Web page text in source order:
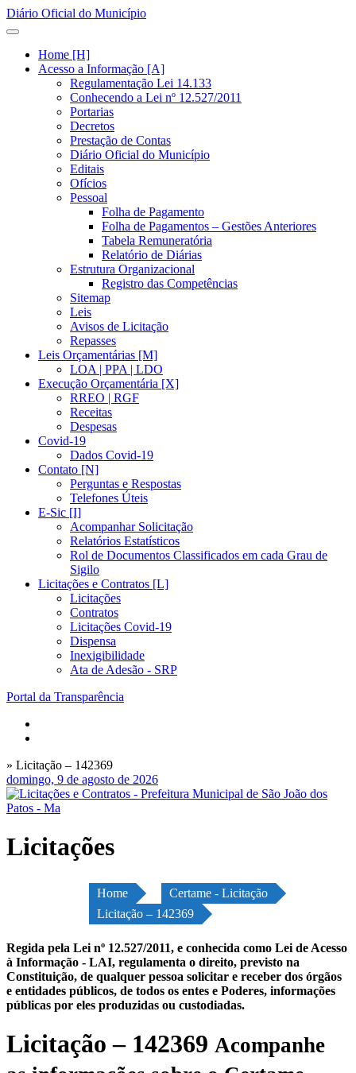
Diário Oficial do Município
Home [H]
Acesso a Informação [A]
Regulamentação Lei 14.133
Conhecendo a Lei nº 12.527/2011
Portarias
Decretos
Prestação de Contas
Diário Oficial do Município
Editais
Ofícios
Pessoal
Folha de Pagamento
Folha de Pagamentos – Gestões Anteriores
Tabela Remuneratória
Relatório de Diárias
Estrutura Organizacional
Registro das Competências
Sitemap
Leis
Avisos de Licitação
Repasses
Leis Orçamentárias [M]
LOA | PPA | LDO
Execução Orçamentária [X]
RREO | RGF
Receitas
Despesas
Covid-19
Dados Covid-19
Contato [N]
Perguntas e Respostas
Telefones Úteis
E-Sic [I]
Acompanhar Solicitação
Relatórios Estatísticos
Rol de Documentos Classificados em cada Grau de
Sigilo
Licitações e Contratos [L]
Licitações
Contratos
Licitações Covid-19
Dispensa
Inexigibilidade
Ata de Adesão - SRP
Portal da Transparência
» Licitação – 142369
domingo, 9 de agosto de 2026
Licitações
Home
Certame - Licitação
Licitação – 142369
Regida pela Lei nº 12.527/2011, e conhecida como Lei de Acesso
à Informação - LAI, regulamenta o direito, previsto na
Constituição, de qualquer pessoa solicitar e receber dos órgãos
e entidades públicos, de todos os entes e Poderes, informações
públicas por eles produzidas ou custodiadas.
Licitação – 142369 Acompanhe